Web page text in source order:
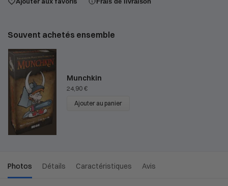
Souvent achetés ensemble
Munchkin
24,90€
Ajouter au panier
Photos Détails Caractéristiques Avis